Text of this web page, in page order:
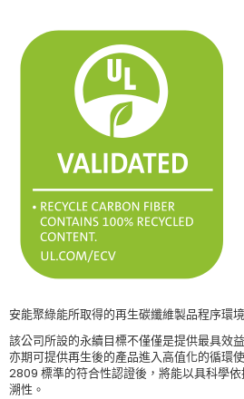
安能聚綠能所取得的再生碳纖維製品程序環
該公司所設的永續目標不僅僅是提供最具效
亦期可提供再生後的產品進入高值化的循環
2809 標準的符合性認證後，將能以具科學
溯性。